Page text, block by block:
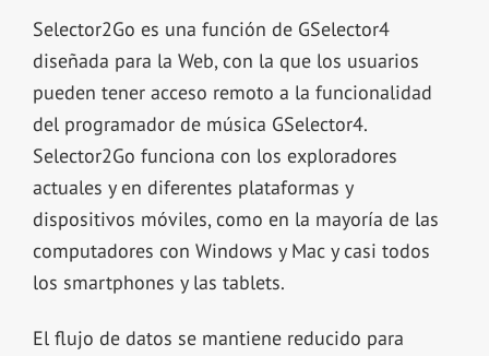
Selector2Go es una función de GSelector4
diseñada para la Web, con la que los usuarios
pueden tener acceso remoto a la funcionalidad
del programador de música GSelector4.
Selector2Go funciona con los exploradores
actuales y en diferentes plataformas y
dispositivos móviles, como en la mayoría de las
computadores con Windows y Mac y casi todos
los smartphones y las tablets.
El flujo de datos se mantiene reducido para